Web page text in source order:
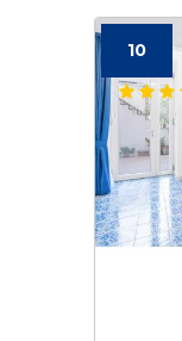
10